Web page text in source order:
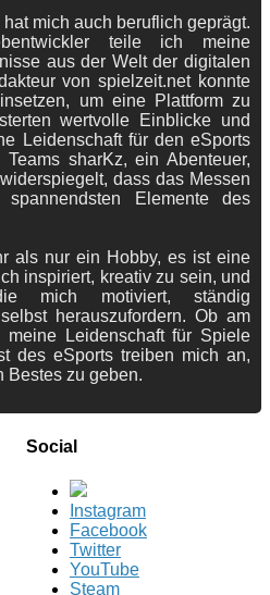
mich auch beruflich geprägt.
teile ich meine
aus der Welt der digitalen
von spielzeit.net konnte
um eine Plattform zu
wertvolle Einblicke und
Leidenschaft für den eSports
sharKz, ein Abenteuer,
dass das Messen
Elemente des
als nur ein Hobby, es ist eine
inspiriert, kreativ zu sein, und
mich motiviert, ständig
herauszufordern. Ob am
Leidenschaft für Spiele
des eSports treiben mich an,
Bestes zu geben.
Social
Instagram
Facebook
Twitter
YouTube
Steam